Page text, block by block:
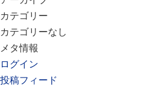
カテゴリー
カテゴリーなし
メタ情報
ログイン
投稿フィード